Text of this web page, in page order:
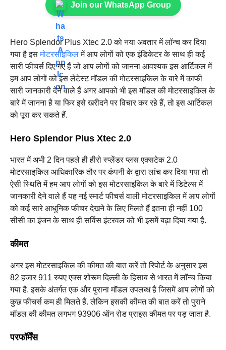
Join our WhatsApp Group
Hero Splendor Plus Xtec 2.0 को नया अवतार में लॉन्च कर दिया
गया है इसमोटरसाइकिलमें आप लोगों को एक इंडिकेटर के साथ ही कई
सारी फीचर्स दिए गए हैं जो आप लोगों को जानना आवश्यक इस आर्टिकल में
हम आप लोगों को इस लेटेस्ट मॉडल की मोटरसाइकिल के बारे में काफी
सारी जानकारी देने वाले हैं अगर आपको भी इस मॉडल की मोटरसाइकिल के
बारे में जानना है या फिर इसे खरीदने पर विचार कर रहे हैं, तो इस आर्टिकल
को पूरा कर सकते हैं.
Hero Splendor Plus Xtec 2.0
भारत में अभी 2 दिन पहले ही हीरो स्प्लेंडर प्लस एक्सटेक 2.0
मोटरसाइकिल आधिकारिक तौर पर कंपनी के द्वारा लांच कर दिया गया तो
ऐसी स्थिति में हम आप लोगों को इस मोटरसाइकिल के बारे में डिटेल्स में
जानकारी देने वाले हैं यह नई स्मार्ट फीचर्स वाली मोटरसाइकिल में आप लोगों
को कई सारे आधुनिक फीचर देखने के लिए मिलते हैं इतना ही नहीं 100
सीसी का इंजन के साथ ही सर्विस इंटरवल को भी इसमें बढ़ा दिया गया है.
कीमत
अगर इस मोटरसाइकिल की कीमत की बात करें तो रिपोर्ट के अनुसार इस
82 हजार 911 रुपए एक्स शोरूम दिल्ली के हिसाब से भारत में लॉन्च किया
गया है. इसके अंतर्गत एक और पुराना मॉडल उपलब्ध है जिसमें आप लोगों को
कुछ फीचर्स कम ही मिलते हैं. लेकिन इसकी कीमत की बात करें तो पुराने
मॉडल की कीमत लगभग 93906 ऑन रोड प्राइस कीमत पर पड़ जाता है.
परफॉर्मेंस